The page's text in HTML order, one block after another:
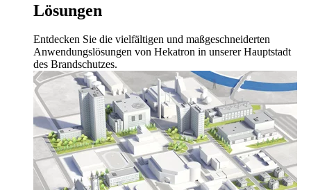
Lösungen
Entdecken Sie die vielfältigen und maßgeschneiderten
Anwendungslösungen von Hekatron in unserer Hauptstadt
des Brandschutzes.